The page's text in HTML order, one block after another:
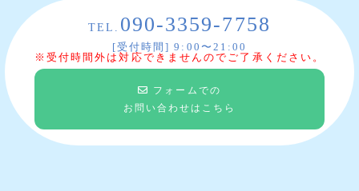
TEL. 090-3359-7758
[受付時間] 9:00〜21:00
※受付時間外は対応できませんのでご了承ください。
フォームでの
お問い合わせはこちら